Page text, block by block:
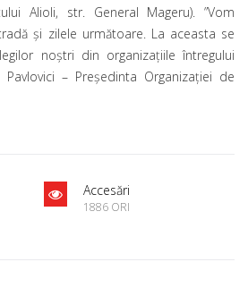
Alioli, str. General Mageru). ”Vom
și zilele următoare. La aceasta se
noștri din organizațiile întregului
– Președinta Organizației de
Accesări
1886 ORI